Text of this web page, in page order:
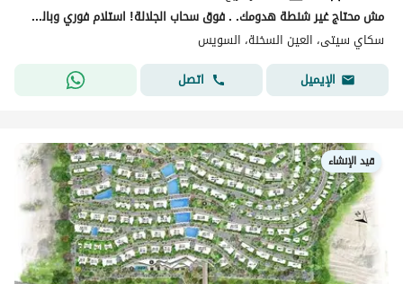
مش محتاج غير شنطة هدومك. . فوق سحاب الجلالة! استلام فوري وبالقسط علي 10 سنين
سكاي سيتى، العين السخنة، السويس
الإيميل
اتصل
قيد الإنشاء